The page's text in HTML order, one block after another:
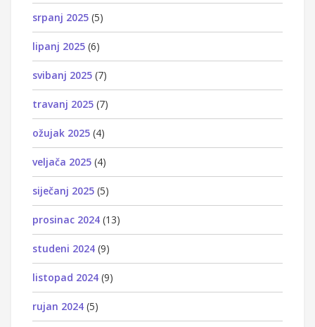
srpanj 2025 (5)
lipanj 2025 (6)
svibanj 2025 (7)
travanj 2025 (7)
ožujak 2025 (4)
veljača 2025 (4)
siječanj 2025 (5)
prosinac 2024 (13)
studeni 2024 (9)
listopad 2024 (9)
rujan 2024 (5)